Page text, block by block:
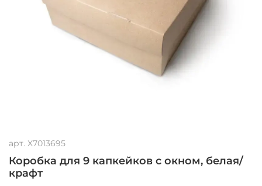
арт. X7013695
Коробка для 9 капкейков с окном, белая/
крафт